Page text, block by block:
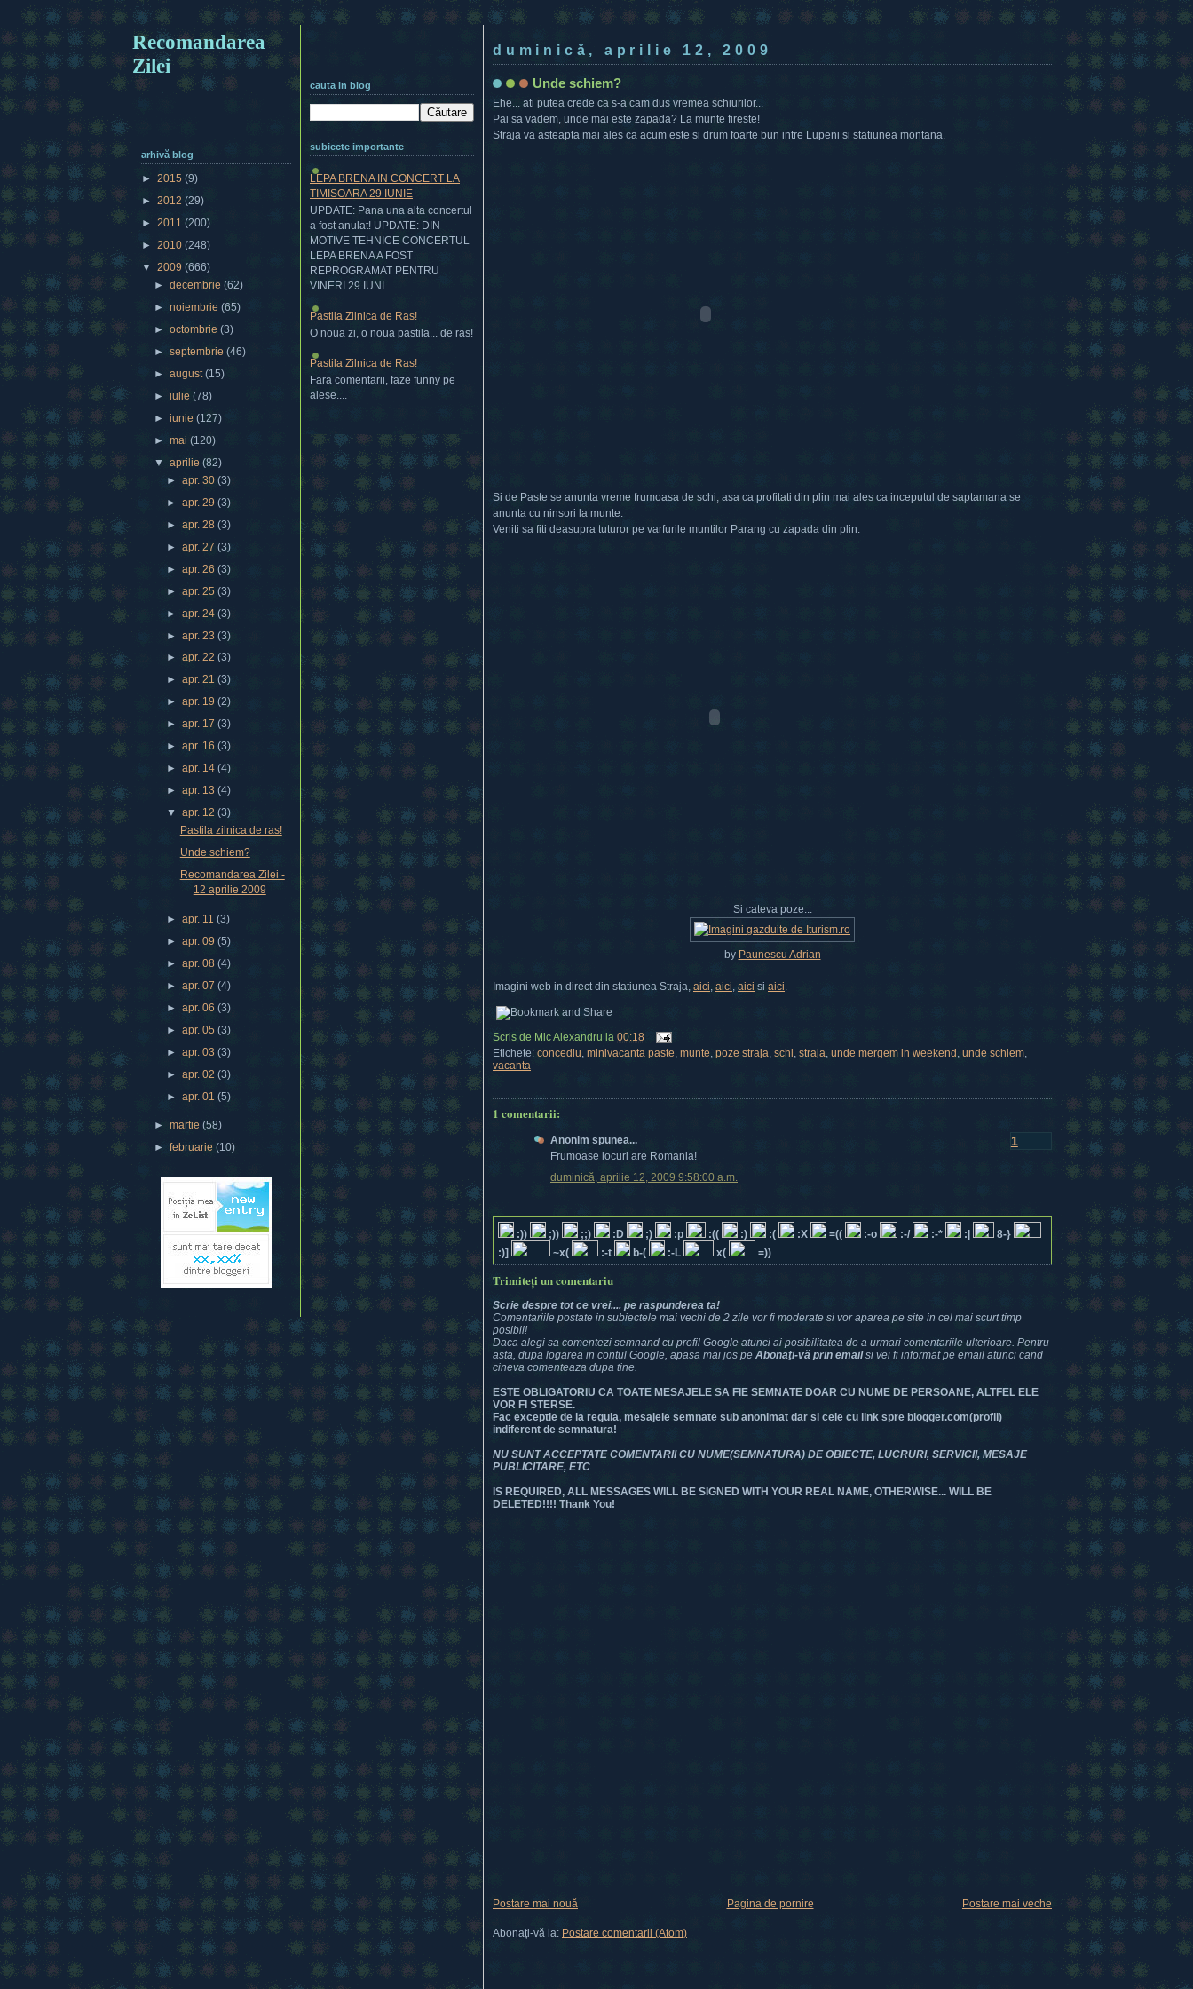
duminică, aprilie 12, 2009
Unde schiem?
Ehe... ati putea crede ca s-a cam dus vremea schiurilor...
Pai sa vadem, unde mai este zapada? La munte fireste!
Straja va asteapta mai ales ca acum este si drum foarte bun intre Lupeni si statiunea montana.
Si de Paste se anunta vreme frumoasa de schi, asa ca profitati din plin mai ales ca inceputul de saptamana se
anunta cu ninsori la munte.
Veniti sa fiti deasupra tuturor pe varfurile muntilor Parang cu zapada din plin.
Si cateva poze...
by Paunescu Adrian
Imagini web in direct din statiunea Straja, aici, aici, aici si aici.
Scris de Mic Alexandru la 00:18
Etichete: concediu, minivacanta paste, munte, poze straja, schi, straja, unde mergem in weekend , unde schiem,
vacanta
1 comentarii:
Anonim spunea... 1
Frumoase locuri are Romania!
duminică, aprilie 12, 2009 9:58:00 a.m.
:)) ;)) ;;) :D ;) :p :(( :) :( :X =(( :-o :-/ :-* :|
8-}
:)]
~x( :-t b-( :-L x( =))
Trimiteți un comentariu
Scrie despre tot ce vrei.... pe raspunderea ta!
Comentariile postate in subiectele mai vechi de 2 zile vor fi moderate si vor aparea pe site in cel mai scurt timp
posibil!
Daca alegi sa comentezi semnand cu profil Google atunci ai posibilitatea de a urmari comentariile ulterioare. Pentru
asta, dupa logarea in contul Google, apasa mai jos pe Abonaţi-vă prin emailsi vei fi informat pe email atunci cand
cineva comenteaza dupa tine.
ESTE OBLIGATORIU CA TOATE MESAJELE SA FIE SEMNATE DOAR CU NUME DE PERSOANE, ALTFEL ELE
VOR FI STERSE.
Fac exceptie de la regula, mesajele semnate sub anonimat dar si cele cu link spre blogger.com(profil)
indiferent de semnatura!
NU SUNT ACCEPTATE COMENTARII CU NUME(SEMNATURA) DE OBIECTE, LUCRURI, SERVICII, MESAJE
PUBLICITARE, ETC
IS REQUIRED, ALL MESSAGES WILL BE SIGNED WITH YOUR REAL NAME, OTHERWISE... WILL BE
DELETED!!!! Thank You!
Postare mai nouă Postare mai veche
Pagina de pornire
Abonați-vă la: Postare comentarii (Atom)
cauta in blog
subiecte importante
LEPA BRENA IN CONCERT LA
TIMISOARA 29 IUNIE
UPDATE: Pana una alta concertul
a fost anulat! UPDATE: DIN
MOTIVE TEHNICE CONCERTUL
LEPA BRENA A FOST
REPROGRAMAT PENTRU
VINERI 29 IUNI...
Pastila Zilnica de Ras!
O noua zi, o noua pastila... de ras!
Pastila Zilnica de Ras!
Fara comentarii, faze funny pe
alese....
Recomandarea
Zilei
arhivă blog
► 2015 (9)
► 2012 (29)
► 2011 (200)
► 2010 (248)
▼ 2009 (666)
►decembrie(62)
►noiembrie(65)
►octombrie(3)
►septembrie(46)
►august(15)
►iulie(78)
►iunie(127)
►mai(120)
▼aprilie(82)
►apr. 30(3)
►apr. 29(3)
►apr. 28(3)
►apr. 27(3)
►apr. 26(3)
►apr. 25(3)
►apr. 24(3)
►apr. 23(3)
►apr. 22(3)
►apr. 21(3)
►apr. 19(2)
►apr. 17(3)
►apr. 16(3)
►apr. 14(4)
►apr. 13(4)
▼apr. 12(3)
Pastila zilnica de ras!
Unde schiem?
Recomandarea Zilei -
12 aprilie 2009
►apr. 11(3)
►apr. 09(5)
►apr. 08(4)
►apr. 07(4)
►apr. 06(3)
►apr. 05(3)
►apr. 03(3)
►apr. 02(3)
►apr. 01(5)
►martie(58)
►februarie(10)